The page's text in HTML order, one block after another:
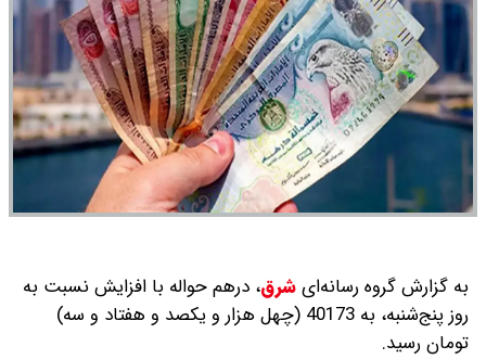
درصد افزایش می دهند
به گزارش گروه رسانه‌ایشرق، درهم حواله با افزایش نسبت به
روز پنج‌شنبه، به 40173 (چهل هزار و یکصد و هفتاد و سه)
تومان رسید.